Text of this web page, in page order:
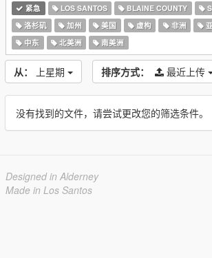
紧急 LOS SANTOS BLAINE COUNTY
洛杉矶
加州 美国 虚构 非洲
中东
北美洲 南美洲
从： 上星期 排序方式： 最近上传
没有找到的文件，请尝试更改您的筛选条件。
Designed in Alderney
Made in Los Santos